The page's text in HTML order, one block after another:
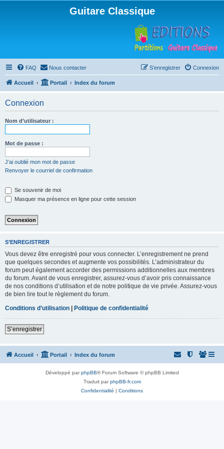
Guitare Classique
FAQ Nous contacter Connexion
S’enregistrer
Accueil Portail Index du forum
Connexion
Nom d’utilisateur :
Mot de passe :
J’ai oublié mon mot de passe
Renvoyer le courriel de confirmation
Se souvenir de moi
Masquer ma présence en ligne pour cette session
S’ENREGISTRER
Vous devez être enregistré pour vous connecter. L’enregistrement ne prend
que quelques secondes et augmente vos possibilités. L’administrateur du
forum peut également accorder des permissions additionnelles aux membres
du forum. Avant de vous enregistrer, assurez-vous d’avoir pris connaissance
de nos conditions d’utilisation et de notre politique de vie privée. Assurez-vous
de bien lire tout le règlement du forum.
Conditions d’utilisation | Politique de confidentialité
S’enregistrer
Accueil Portail Index du forum
Développé parphpBB® Forum Software © phpBB Limited
Traduit parphpBB-fr.com
Confidentialité | Conditions